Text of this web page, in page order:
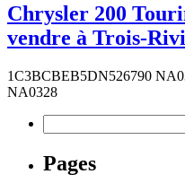
Chrysler 200
vendre à Trois-
1C3BCBEB5DN526790
NA0328
Pages